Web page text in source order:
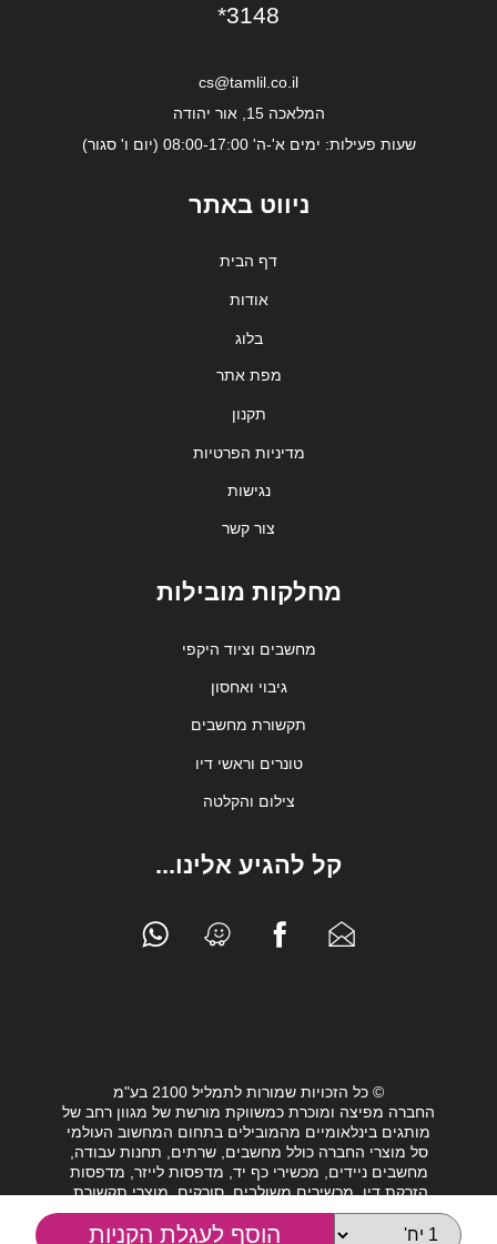
*3148
cs@tamlil.co.il
המלאכה 15, אור יהודה
שעות פעילות: ימים א'-ה' 08:00-17:00 (יום ו' סגור)
ניווט באתר
דף הבית
אודות
בלוג
מפת אתר
תקנון
מדיניות הפרטיות
נגישות
צור קשר
מחלקות מובילות
מחשבים וציוד היקפי
גיבוי ואחסון
תקשורת מחשבים
טונרים וראשי דיו
צילום והקלטה
קל להגיע אלינו...
© כל הזכויות שמורות לתמליל 2100 בע"מ
החברה מפיצה ומוכרת כמשווקת מורשת של מגוון רחב של
מותגים בינלאומיים מהמובילים בתחום המחשוב העולמי
סל מוצרי החברה כולל מחשבים, שרתים, תחנות עבודה,
מחשבים ניידים, מכשירי כף יד, מדפסות לייזר, מדפסות
הזרקת דיו, מכשירים משולבים, סורקים, מוצרי תקשורת,
חלקי מחשב, כונני גיבוי וציוד נלווה מגוון לעולם המחשבים.